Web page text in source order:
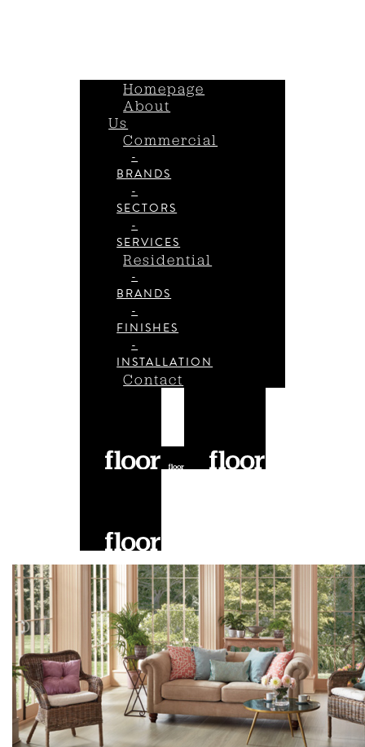
Homepage
About
Us
Commercial
-
BRANDS
-
SECTORS
-
SERVICES
Residential
-
BRANDS
-
FINISHES
-
INSTALLATION
Contact